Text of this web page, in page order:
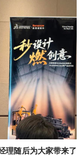
理随后为大家带来了